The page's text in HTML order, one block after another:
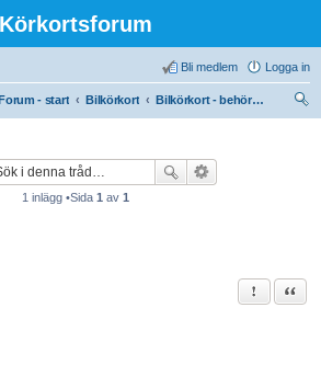
Körkortsforum
Logga in
Bli medlem
- start Bilkörkort
Bilkörkort - behörighet (B)
1 inlägg •Sida 1 av 1
Citat